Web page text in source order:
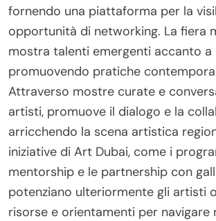
fornendo una piattaforma per la
opportunità di networking. La fiera
mostra talenti emergenti accanto a
promuovendo pratiche
Attraverso mostre curate e
artisti, promuove il dialogo e la
arricchendo la scena artistica
iniziative di Art Dubai, come i
mentorship e le partnership con
potenziano ulteriormente gli artisti
risorse e orientamenti per navigare